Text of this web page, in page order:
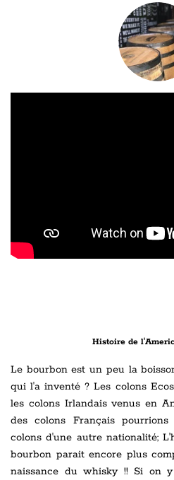
Histoire de
Le bourbon est un peu la
qui l'a inventé ? Les colons
les colons Irlandais venus en
des colons Français
colons d'une autre nationalité;
bourbon parait encore plus
naissance du whisky !! Si on